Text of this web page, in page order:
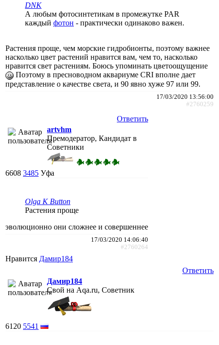
DNK
А любым фотосинтетикам в промежутке PAR
каждый фотон - практически одинаково важен.
Растения проще, чем морские гидробионты, поэтому важнее
насколько цвет растений нравится вам, чем то, насколько
нравится свет растениям. Боюсь упоминать цветоощущение
Поэтому в пресноводном аквариуме CRI вполне дает
представление о качестве света, и 90 явно хуже 97 или 99.
17/03/2020 13:56:00
#2760259
Ответить
artvhm
Премодератор, Кандидат в
Советники
6608 3485 Уфа
Olga K Button
Растения проще
эволюционно они сложнее и совершеннее
17/03/2020 14:06:40
#2760264
Нравится Дамир184
Ответить
Дамир184
Свой на Aqa.ru, Советник
6120 5541